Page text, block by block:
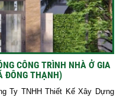
CÔNG TRÌNH NHÀ Ở GIA
ĐÔNG THẠNH)
Ty TNHH Thiết Kế Xây Dựng